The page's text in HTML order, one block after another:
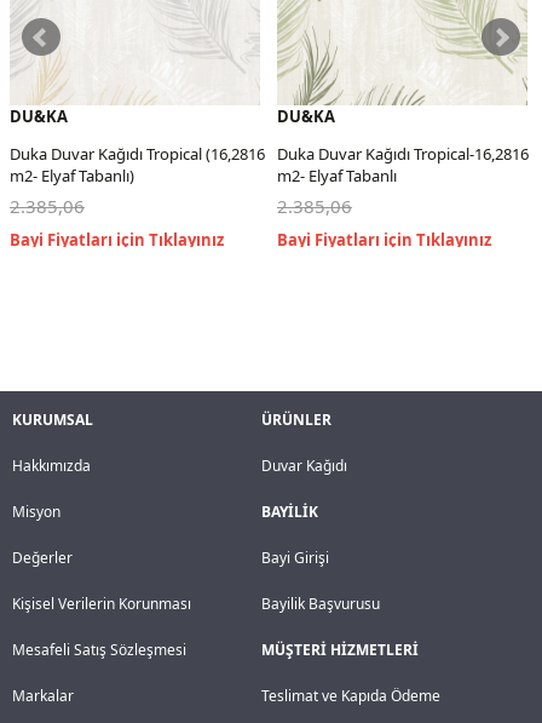
DU&KA
Duka Duvar Kağıdı Tropical (16,2816
m2- Elyaf Tabanlı)
2.385,06
DU&KA
Duka Duvar Kağıdı Tropical-16,2816
m2- Elyaf Tabanlı
2.385,06
KURUMSAL
Hakkımızda
Misyon
Değerler
Kişisel Verilerin Korunması
Mesafeli Satış Sözleşmesi
Markalar
ÜRÜNLER
Duvar Kağıdı
BAYİLİK
Bayi Girişi
Bayilik Başvurusu
MÜŞTERİ HİZMETLERİ
Teslimat ve Kapıda Ödeme